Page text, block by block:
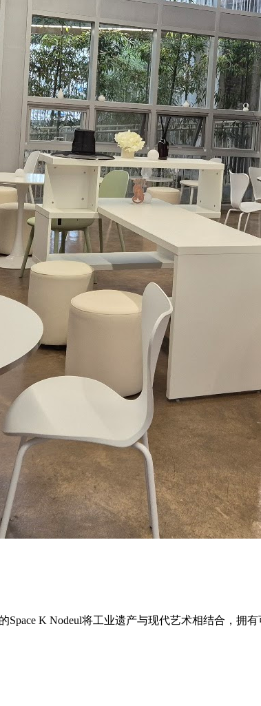
K Nodeul将工业遗产与现代艺术相结合，拥